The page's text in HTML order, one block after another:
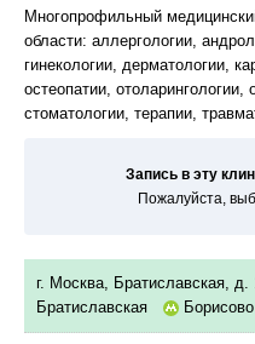
Многопрофильный
области: аллергологии,
гинекологии, дерматологии,
остеопатии,
стоматологии, терапии,
Запись в эту
Пожалуйста,
г. Москва, Братиславская, д.
Братиславская
Борисово